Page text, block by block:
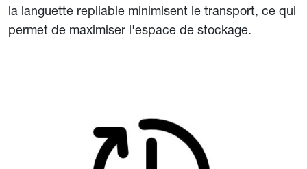
la languette repliable minimisent le transport, ce qui
permet de maximiser l'espace de stockage.